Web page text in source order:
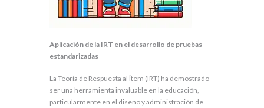
Aplicación de la IRT en el desarrollo de pruebas
estandarizadas
La Teoría de Respuesta al Ítem (IRT) ha demostrado
ser una herramienta invaluable en la educación,
particularmente en el diseño y administración de